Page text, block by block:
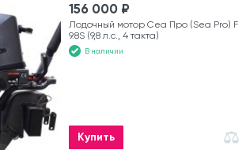
156 000 ₽
Лодочный мотор Сеа Про (Sea Pro) F
9.8S (9,8 л.с., 4 такта)
В наличии
Купить